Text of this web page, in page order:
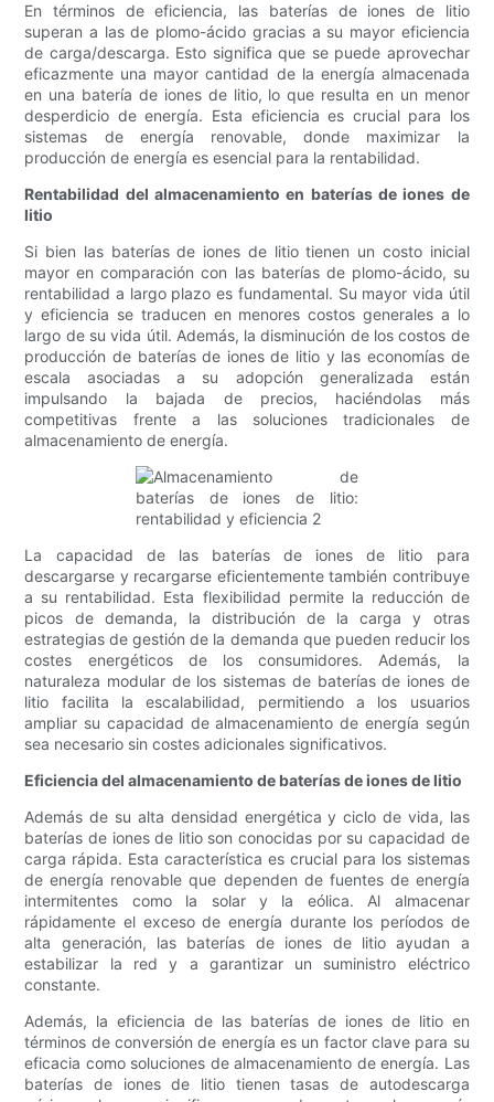
En términos de eficiencia, las baterías de iones de litio
superan a las de plomo-ácido gracias a su mayor eficiencia
de carga/descarga. Esto significa que se puede aprovechar
eficazmente una mayor cantidad de la energía almacenada
en una batería de iones de litio, lo que resulta en un menor
desperdicio de energía. Esta eficiencia es crucial para los
sistemas de energía renovable, donde maximizar la
producción de energía es esencial para la rentabilidad.
Rentabilidad del almacenamiento en baterías de iones de
litio
Si bien las baterías de iones de litio tienen un costo inicial
mayor en comparación con las baterías de plomo-ácido, su
rentabilidad a largo plazo es fundamental. Su mayor vida útil
y eficiencia se traducen en menores costos generales a lo
largo de su vida útil. Además, la disminución de los costos de
producción de baterías de iones de litio y las economías de
escala asociadas a su adopción generalizada están
impulsando la bajada de precios, haciéndolas más
competitivas frente a las soluciones tradicionales de
almacenamiento de energía.
La capacidad de las baterías de iones de litio para
descargarse y recargarse eficientemente también contribuye
a su rentabilidad. Esta flexibilidad permite la reducción de
picos de demanda, la distribución de la carga y otras
estrategias de gestión de la demanda que pueden reducir los
costes energéticos de los consumidores. Además, la
naturaleza modular de los sistemas de baterías de iones de
litio facilita la escalabilidad, permitiendo a los usuarios
ampliar su capacidad de almacenamiento de energía según
sea necesario sin costes adicionales significativos.
Eficiencia del almacenamiento de baterías de iones de litio
Además de su alta densidad energética y ciclo de vida, las
baterías de iones de litio son conocidas por su capacidad de
carga rápida. Esta característica es crucial para los sistemas
de energía renovable que dependen de fuentes de energía
intermitentes como la solar y la eólica. Al almacenar
rápidamente el exceso de energía durante los períodos de
alta generación, las baterías de iones de litio ayudan a
estabilizar la red y a garantizar un suministro eléctrico
constante.
Además, la eficiencia de las baterías de iones de litio en
términos de conversión de energía es un factor clave para su
eficacia como soluciones de almacenamiento de energía. Las
baterías de iones de litio tienen tasas de autodescarga